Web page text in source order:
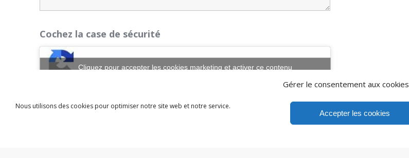
Gérer le consentement aux cookies
Nous utilisons des cookies pour optimiser notre site web et notre service.
Accepter les cookies
Cochez la case de sécurité
Cliquez pour accepter les cookies marketing et activer ce contenu